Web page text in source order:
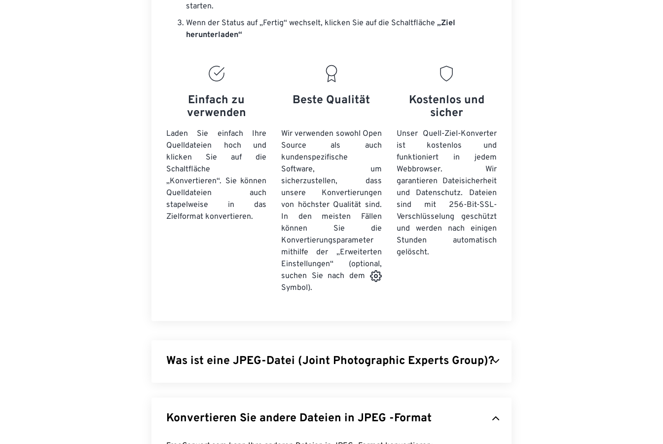
starten.
Wenn der Status auf „Fertig“ wechselt, klicken Sie auf die Schaltfläche „Ziel
herunterladen“
Einfach zu
verwenden
Laden Sie einfach Ihre
Quelldateien hoch und
klicken Sie auf die
Schaltfläche
„Konvertieren“. Sie können
Quelldateien auch
stapelweise in das
Zielformat konvertieren.
Beste Qualität
Wir verwenden sowohl Open
Source als auch
kundenspezifische
Software, um
sicherzustellen, dass
unsere Konvertierungen
von höchster Qualität sind.
In den meisten Fällen
können Sie die
Konvertierungsparameter
mithilfe der „Erweiterten
Einstellungen“ (optional,
suchen Sie nach dem
Symbol).
Kostenlos und
sicher
Unser Quell-Ziel-Konverter
ist kostenlos und
funktioniert in jedem
Webbrowser. Wir
garantieren Dateisicherheit
und Datenschutz. Dateien
sind mit 256-Bit-SSL-
Verschlüsselung geschützt
und werden nach einigen
Stunden automatisch
gelöscht.
Was ist eine JPEG-Datei (Joint Photographic Experts Group)?
Komprimierung, die JPEG bietet, ist der Grund für seine weite Verbreitung. Aufgrund ihrer
relativ geringen Größe eignen sich JPEG-Dateien hervorragend für den Transport im Internet
Konvertieren Sie andere Dateien in JPEG -Format